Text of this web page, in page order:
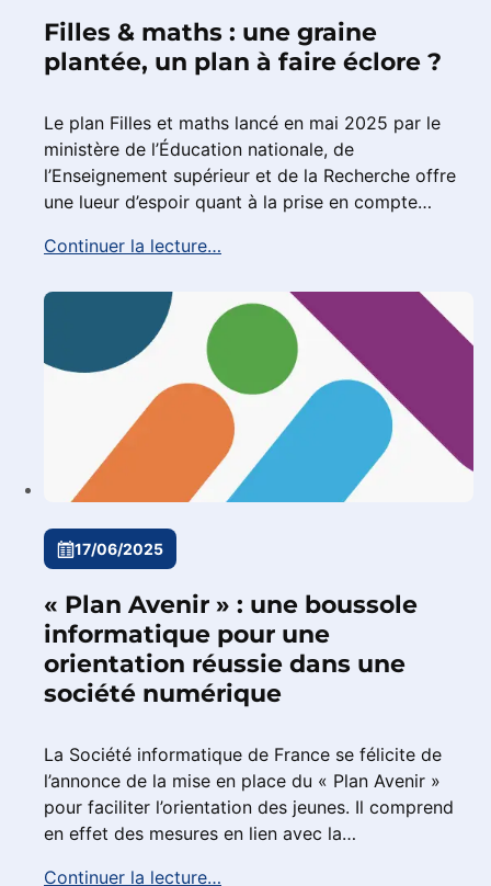
Filles & maths : une graine
plantée, un plan à faire éclore ?
Le plan Filles et maths lancé en mai 2025 par le
ministère de l’Éducation nationale, de
l’Enseignement supérieur et de la Recherche offre
une lueur d’espoir quant à la prise en compte…
Continuer la lecture…
17/06/2025
« Plan Avenir » : une boussole
informatique pour une
orientation réussie dans une
société numérique
La Société informatique de France se félicite de
l’annonce de la mise en place du « Plan Avenir »
pour faciliter l’orientation des jeunes. Il comprend
en effet des mesures en lien avec la…
Continuer la lecture…